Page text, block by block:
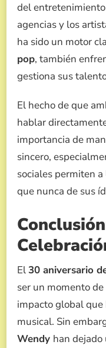
del
agencias y los
ha sido un motor
pop, también
gestiona sus
El hecho de que
hablar
importancia de
sincero,
sociales permiten
que nunca de sus
El30 aniversario
ser un momento
impacto global
musical. Sin
Wendy han dejado